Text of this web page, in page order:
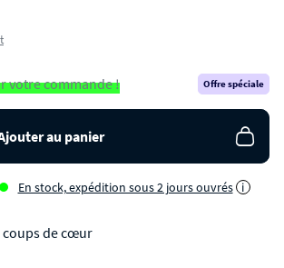
votre commande ! Offre spéciale
au panier
En stock, expédition sous 2 jours ouvrés i
coups de cœur